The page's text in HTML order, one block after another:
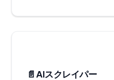
📄️ AIスクレイパー